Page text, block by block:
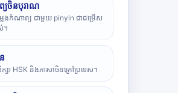
យចិនបុរាណ
ម្លងកំណាព្យ ជាមួយ pinyin ជាជម្រើស
។
ា HSK និងភាសាចិនក្រៅប្រទេស។